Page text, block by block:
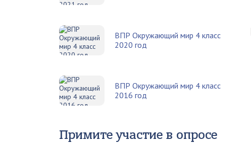
ВПР Окружающий мир 4 класс
2020 год
ВПР Окружающий мир 4 класс
2016 год
Примите участие в опросе